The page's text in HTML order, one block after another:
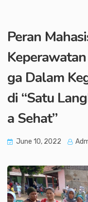
Peran
ga Dalam
di “Satu
a Sehat”
June 10, 2022